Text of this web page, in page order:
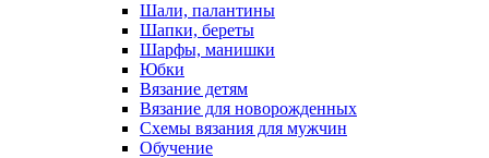
Шали, палантины
Шапки, береты
Шарфы, манишки
Юбки
Вязание детям
Вязание для новорожденных
Схемы вязания для мужчин
Обучение